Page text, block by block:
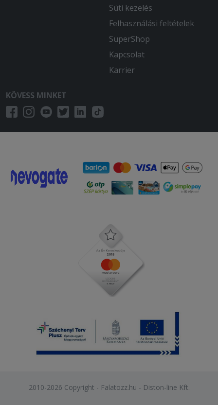
Süti kezelés
Felhasználási feltételek
SuperShop
Kapcsolat
Karrier
KÖVESS MINKET
2010-2026 Copyright - Falatozz.hu - Diston-line Kft.